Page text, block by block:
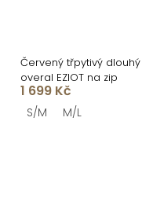
Červený třpytivý dlouhý
overal EZIOT na zip
1 699 Kč
S/M M/L